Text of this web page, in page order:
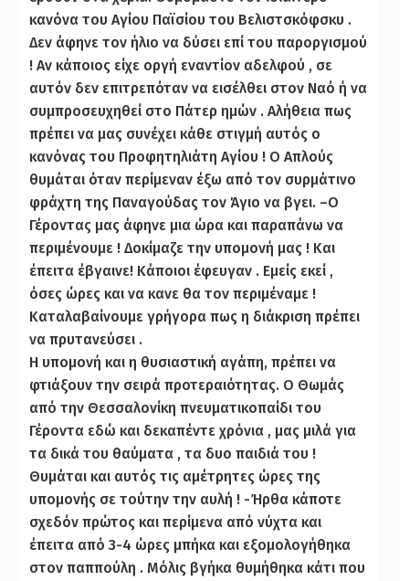
κανόνα του Αγίου Παϊσίου του Βελιστσκόφσκυ .
Δεν άφηνε τον ήλιο να δύσει επί του παροργισμού
! Αν κάποιος είχε οργή εναντίον αδελφού , σε
αυτόν δεν επιτρεπόταν να εισέλθει στον Ναό ή να
συμπροσευχηθεί στο Πάτερ ημών . Αλήθεια πως
πρέπει να μας συνέχει κάθε στιγμή αυτός ο
κανόνας του Προφητηλιάτη Αγίου ! Ο Απλούς
θυμάται όταν περίμεναν έξω από τον συρμάτινο
φράχτη της Παναγούδας τον Άγιο να βγει. –Ο
Γέροντας μας άφηνε μια ώρα και παραπάνω να
περιμένουμε ! Δοκίμαζε την υπομονή μας ! Και
έπειτα έβγαινε! Κάποιοι έφευγαν . Εμείς εκεί ,
όσες ώρες και να κανε θα τον περιμέναμε !
Καταλαβαίνουμε γρήγορα πως η διάκριση πρέπει
να πρυτανεύσει .
Η υπομονή και η θυσιαστική αγάπη, πρέπει να
φτιάξουν την σειρά προτεραιότητας. Ο Θωμάς
από την Θεσσαλονίκη πνευματικοπαίδι του
Γέροντα εδώ και δεκαπέντε χρόνια , μας μιλά για
τα δικά του θαύματα , τα δυο παιδιά του !
Θυμάται και αυτός τις αμέτρητες ώρες της
υπομονής σε τούτην την αυλή ! -Ήρθα κάποτε
σχεδόν πρώτος και περίμενα από νύχτα και
έπειτα από 3-4 ώρες μπήκα και εξομολογήθηκα
στον παππούλη . Μόλις βγήκα θυμήθηκα κάτι που